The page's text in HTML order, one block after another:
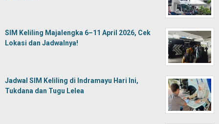
SIM Keliling Majalengka 6–11 April 2026, Cek
Lokasi dan Jadwalnya!
Jadwal SIM Keliling di Indramayu Hari Ini,
Tukdana dan Tugu Lelea